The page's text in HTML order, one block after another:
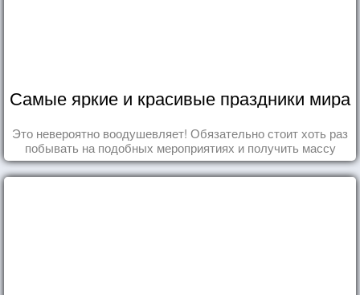
Самые яркие и красивые праздники мира
Это невероятно воодушевляет! Обязательно стоит хоть раз
побывать на подобных мероприятиях и получить массу
впечатлений!